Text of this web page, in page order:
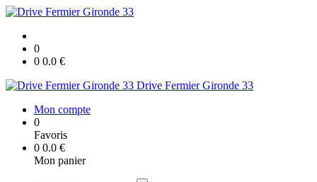
0
0 0.0 €
Drive Fermier Gironde 33
Mon compte
0
Favoris
0 0.0 €
Mon panier